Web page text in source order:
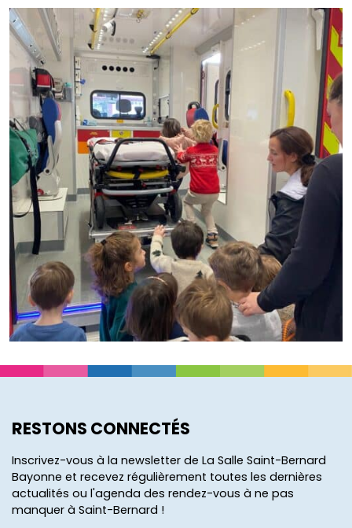
RESTONS CONNECTÉS
Inscrivez-vous à la newsletter de La Salle Saint-Bernard
Bayonne et recevez régulièrement toutes les dernières
actualités ou l'agenda des rendez-vous à ne pas
manquer à Saint-Bernard !